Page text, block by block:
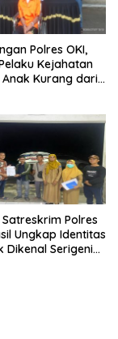
Polres OKI,
Kejahatan
Kurang dari
Polres
Ungkap Identitas
Dikenal Serigeni